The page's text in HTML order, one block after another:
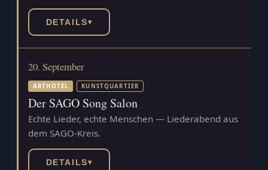
DETAILS▾
20. September
ARTHOTEL KUNSTQUARTIER
Der SAGO Song Salon
Echte Lieder, echte Menschen — Liederabend aus
dem SAGO-Kreis.
DETAILS▾